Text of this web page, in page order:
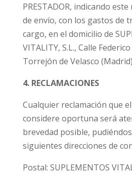
PRESTADOR, indicando
de envío, con los gastos de
cargo, en el domicilio de
VITALITY, S.L., Calle
Torrejón de Velasco (Madrid)
4. RECLAMACIONES
Cualquier reclamación que el
considere oportuna será
brevedad posible,
siguientes direcciones de
Postal: SUPLEMENTOS